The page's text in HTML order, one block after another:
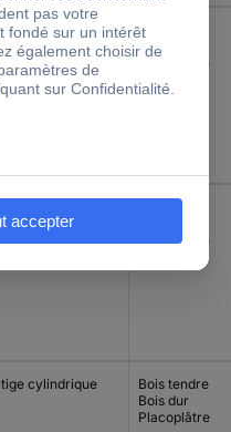
tige cylindrique
Bois tendre
Bois dur
Placoplâtre
Bois tendre
Placoplâtre
tige cylindrique
Bois tendre
Bois dur
Placoplâtre